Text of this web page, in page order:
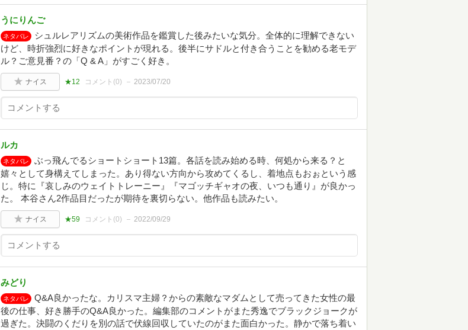
うにりんご
ネタバレ
シュルレアリズムの美術作品を鑑賞した後みたいな気分。全体的に理解できない
けど、時折強烈に好きなポイントが現れる。後半にサドルと付き合うことを勧める老モデ
ル？ご意見番？の「Q & A」がすごく好き。
ナイス ★12 コメント(0) 2023/07/20
ルカ
ネタバレ
ぶっ飛んでるショートショート13篇。各話を読み始める時、何処から来る？と
嬉々として身構えてしまった。あり得ない方向から攻めてくるし、着地点もおぉという感
じ。特に『哀しみのウェイトトレーニー』『マゴッチギャオの夜、いつも通り』が良かっ
た。 本谷さん2作品目だったが期待を裏切らない。他作品も読みたい。
ナイス ★59 コメント(0) 2022/09/29
みどり
ネタバレ
Q&A良かったな。カリスマ主婦？からの素敵なマダムとして売ってきた女性の最
後の仕事、好き勝手のQ&A良かった。編集部のコメントがまた秀逸でブラックジョークが
過ぎた。決闘のくだりを別の話で伏線回収していたのがまた面白かった。静かで落ち着い